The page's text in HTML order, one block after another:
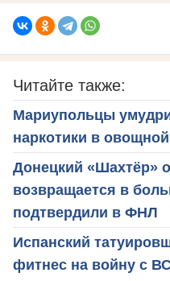
Читайте также:
Мариупольцы
наркотики в
Донецкий «Шахтёр»
возвращается в
подтвердили в ФНЛ
Испанский
фитнес на войну с